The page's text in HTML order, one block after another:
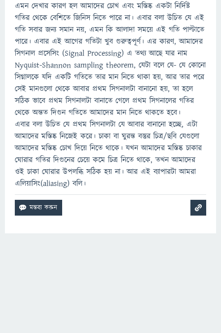
এমন দেখার কারণ হল আমাদের চোখ এবং মস্তিষ্ক একটা নির্দিষ্ট
গতির থেকে বেশিতে জিনিস নিতে পারে না। এবার বলা উচিত যে এই
গতি সবার জন্য সমান নয়, এমন কি আলাদা সময়ে এই গতি পাল্টাতে
পারে। এবার এই আগের গতিটা খুব গুরুত্বপূর্ণ। এর কারণ, আমাদের
সিগনাল প্রসেসিং (Signal Processing) এ তথ্য আছে যার নাম
Nyquist-Shannon sampling theorem, যেটা বলে যে- যে কোনো
সিগ্নালকে যদি একটি গতিতে তার মান নিতে থাকা হয়, আর তার পরে
সেই মানগুলো থেকে আবার প্রথম সিগনালটা বানানো হয়, তা হলে
সঠিক ভাবে প্রথম সিগনালটা বানাতে গেলে প্রথম সিগনালের গতির
থেকে অন্তত দিগুন গতিতে আমাদের মান নিতে থাকতে হবে।
এবার বলা উচিত যে প্রথম সিগনালটা যে আবার বানানো হচ্ছে, এটা
আমাদের মস্তিষ্ক নিজেই করে। চাকা বা ঘুরন্ত বস্তুর চিত্র/ছবি যেগুলো
আমাদের মস্তিষ্ক চোখ দিয়ে নিতে থাকে। যখন আমাদের মস্তিষ্ক চাকার
ঘোরার গতির দিগুনের চেয়ে কমে চিত্র নিতে থাকে, তখন আমাদের
ওই চাকা ঘোরার উপলব্ধি সঠিক হয় না। আর এই ব্যাপারটা আমরা
এলিয়াসিং(aliasing) বলি।